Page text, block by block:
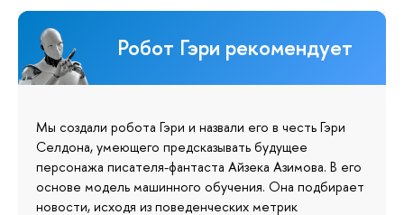
Робот Гэри рекомендует
Мы создали робота Гэри и назвали его в честь Гэри
Селдона, умеющего предсказывать будущее
персонажа писателя-фантаста Айзека Азимова. В его
основе модель машинного обучения. Она подбирает
новости, исходя из поведенческих метрик